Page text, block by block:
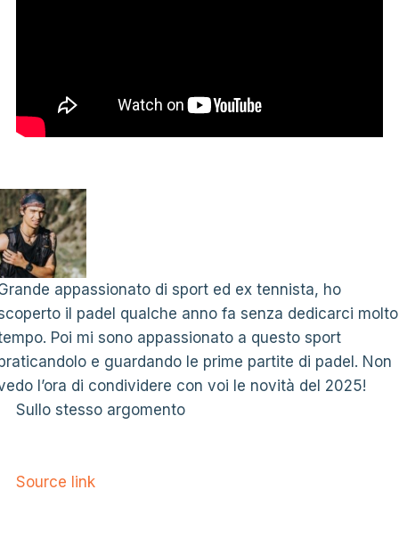
appassionato di sport ed ex tennista, ho
il padel qualche anno fa senza dedicarci molto
Poi mi sono appassionato a questo sport
e guardando le prime partite di padel. Non
l’ora di condividere con voi le novità del 2025!
Sullo stesso argomento
Source link